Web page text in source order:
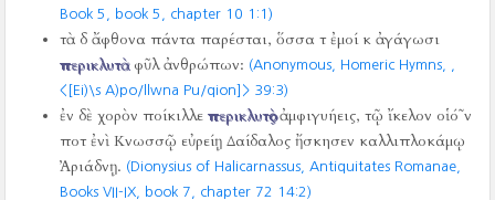
Book 5, book 5, chapter 10 1:1)
τὰ δ ἄφθονα πάντα παρέσται, ὅσσα τ ἐμοί κ ἀγάγωσι
περικλυτὰφῦλ ἀνθρώπων: (Anonymous, Homeric Hymns,
<[Ei)\s A)po/llwna Pu/qion]> 39:3)
ἐν δὲ χορὸν ποίκιλλεπερικλυτὸςἀμφιγυήεις, τῷ ἴκελον οἱό῀ν
ποτ ἐνὶ Κνωσσῷ εὐρείῃ Δαίδαλος ἤσκησεν καλλιπλοκάμῳ
Ἀριάδνῃ. (Dionysius of Halicarnassus, Antiquitates Romanae,
Books VII-IX, book 7, chapter 72 14:2)